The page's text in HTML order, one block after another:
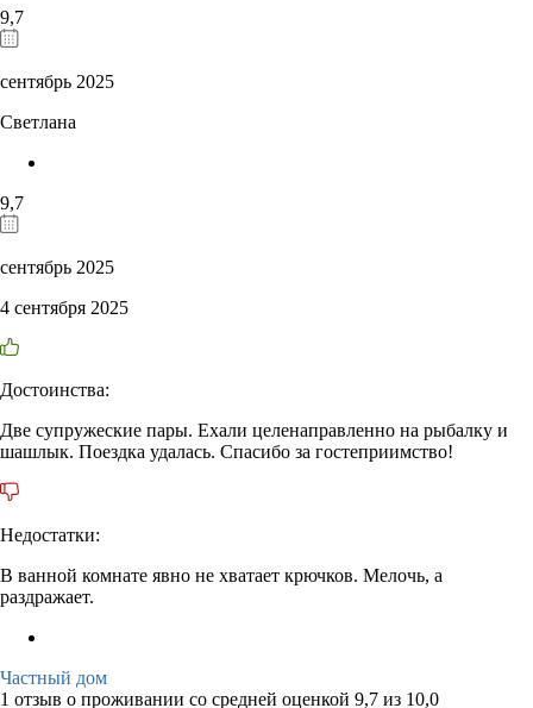
9,7
сентябрь 2025
Светлана
9,7
сентябрь 2025
4 сентября 2025
Достоинства:
Две супружеские пары. Ехали целенаправленно на рыбалку и
шашлык. Поездка удалась. Спасибо за гостеприимство!
Недостатки:
В ванной комнате явно не хватает крючков. Мелочь, а
раздражает.
Частный дом
1 отзыв о проживании со средней оценкой 9,7 из 10,0